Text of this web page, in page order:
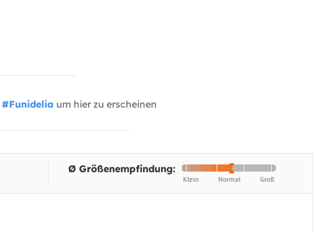
#Funidelia um hier zu erscheinen
Ø Größenempfindung: